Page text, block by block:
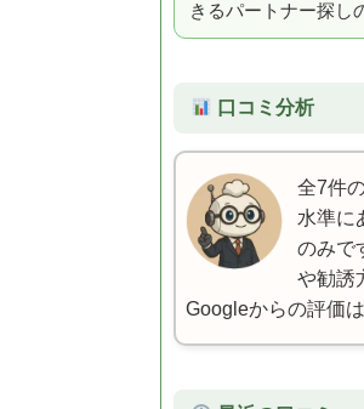
きるパートナー探し
口コミ分析
全7件
水準に
のみで
や勧誘
Googleからの評価